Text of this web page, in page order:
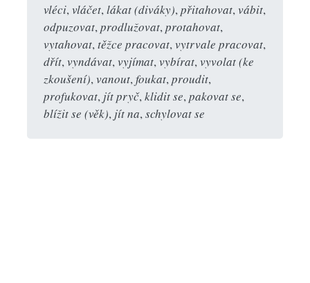
vléci,vláčet,lákat (diváky),přitahovat,vábit,
odpuzovat,prodlužovat,protahovat,
vytahovat,těžce pracovat,vytrvale pracovat,
dřít,vyndávat,vyjímat,vybírat,vyvolat (ke
zkoušení),vanout,foukat,proudit,
profukovat, jít pryč,klidit se,pakovat se,
blížit se (věk), jít na,schylovat se